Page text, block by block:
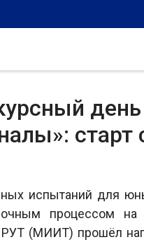
испытаний для
процессом
РУТ (МИИТ) прошёл